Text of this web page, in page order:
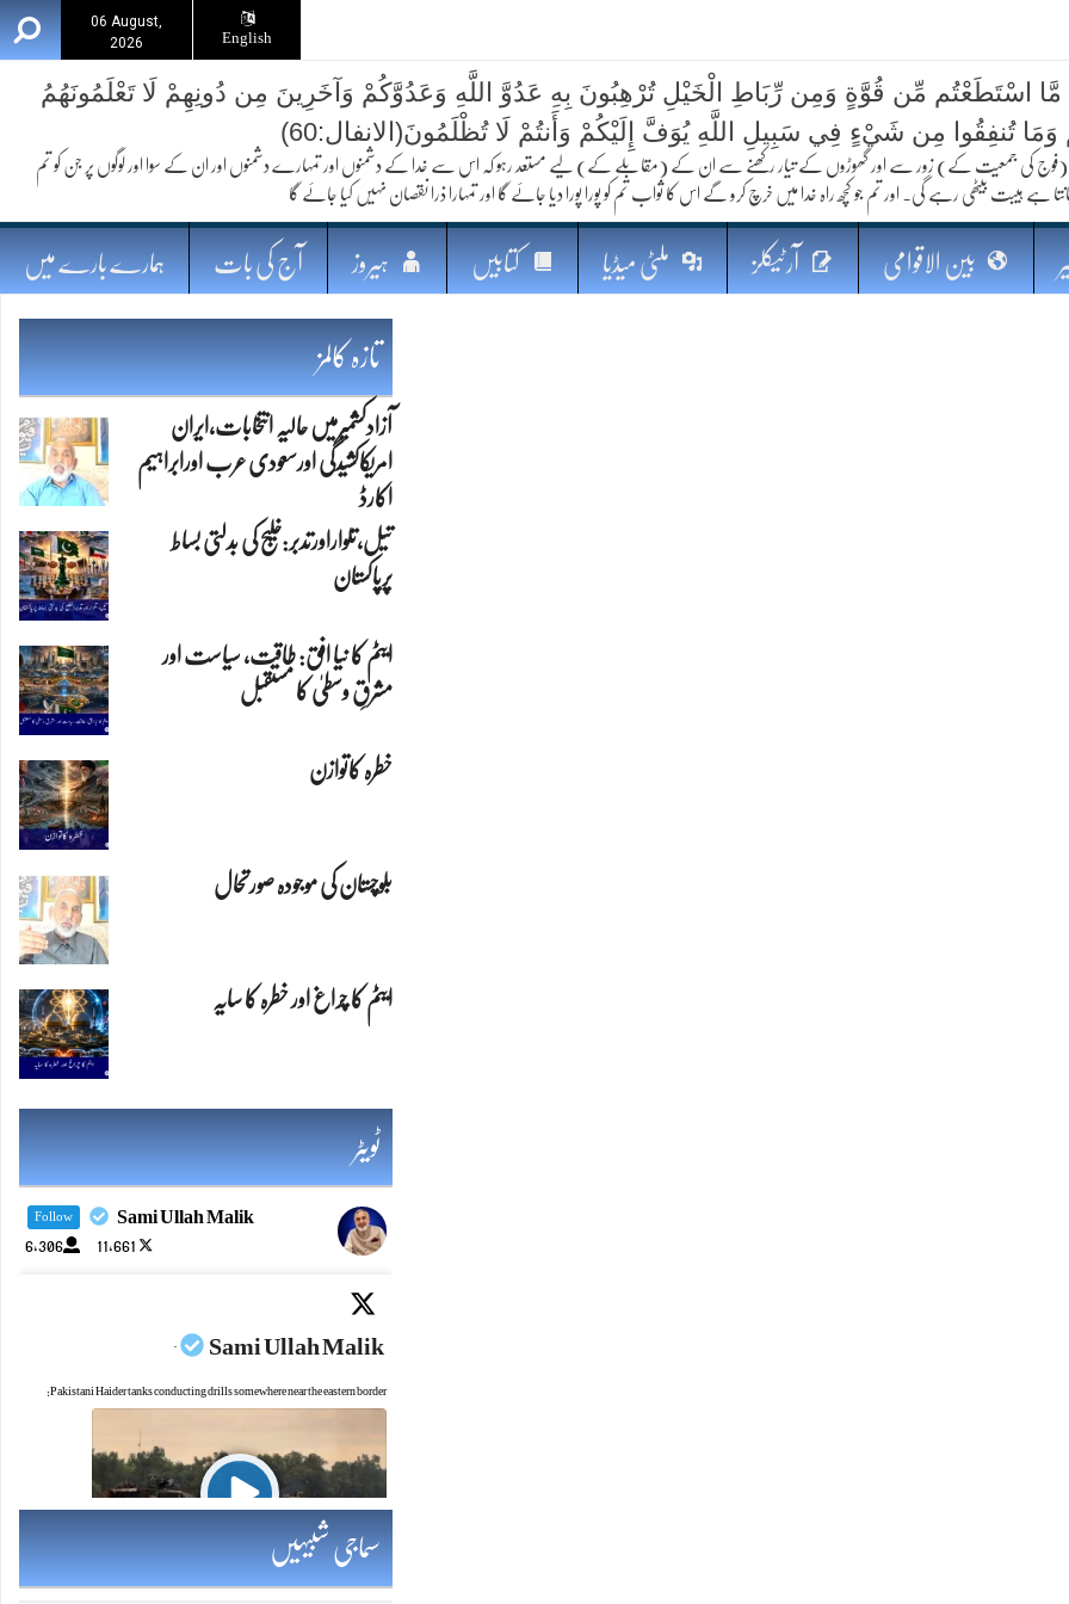
06 August,
2026
English
مستقبل
مَّا اسْتَطَعْتُم مِّن قُوَّةٍ وَمِن رِّبَاطِ الْخَيْلِ تُرْهِبُونَ بِهِ عَدُوَّ اللَّهِ وَعَدُوَّكُمْ وَآخَرِينَ مِن دُونِهِمْ لَا تَعْلَمُونَهُمُ
وَمَا تُنفِقُوا مِن شَيْءٍ فِي سَبِيلِ اللَّهِ يُوَفَّ إِلَيْكُمْ وَأَنتُمْ لَا تُظْلَمُونَ(الانفال:60)
کی جمعیت کے) زور سے اور گھوڑوں کے تیار رکھنے سے ان کے (مقابلے کے) لیے مستعد رہو کہ اس سے خدا کے دشمنوں اور تمہارے دشمنوں اور ان کے سوا اور لوگوں پر جن کو تم
ہے ہیبت بیٹھی رہے گی۔ اور تم جو کچھ راہ خدا میں خرچ کرو گے اس کا ثواب تم کو پورا پورا دیا جائے گا اور تمہارا ذرا نقصان نہیں کیا جائے گا
بین الاقوامی آرٹیکلز ملٹی میڈیا کتابیں ہیروز آج کی بات ہمارے بارے میں
تازہ کالمز
ایٹم کا چراغ اور خطرہ کا سایہ
آزادکشمیرمیں حالیہ انتخابات،ایران
امریکاکشیدگی اورسعودی عرب اورابراہیم
اکارڈ
تیل،تلواراورتدبر:خلیج کی بدلتی بساط
پرپاکستان
ایٹم کا نیا افق: طاقت، سیاست اور
مشرقِ وسطیٰ کا مستقبل
خطرہ کاتوازن
بلوچستان کی موجودہ صورتحال
ٹویٹر
Sami Ullah Malik
Follow
11,661
6,306
Sami Ullah Malik
·
Pakistani Haider tanks conducting drills somewhere near the eastern border:
سماجی شبیہیں